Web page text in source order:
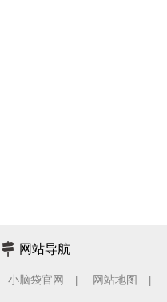
网站导航
小脑袋官网 网站地图